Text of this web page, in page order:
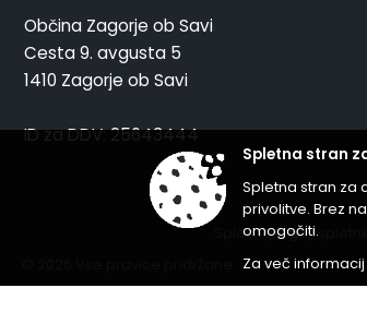
Občina Zagorje ob Savi
Cesta 9. avgusta 5
1410 Zagorje ob Savi
ID za DDV: 25643444
Splošni pogoji
Spletna stran
Spletna stran za
privolitve. Brez
omogočiti.
Za več